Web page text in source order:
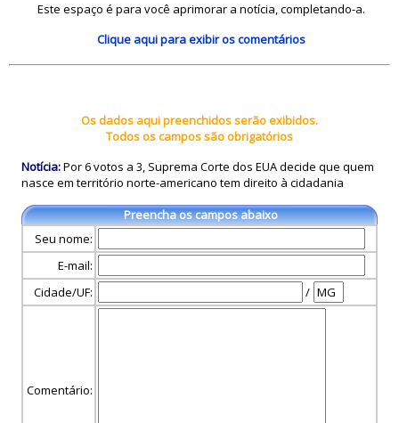
Este espaço é para você aprimorar a notícia, completando-a.
Clique aquipara exibir os comentários
Os dados aqui preenchidos serão exibidos.
Todos os campos são obrigatórios
Notícia:Por 6 votos a 3, Suprema Corte dos EUA decide que quem
nasce em território norte-americano tem direito à cidadania
Preencha os campos abaixo
Seu nome:
E-mail:
Cidade/UF:
/
Comentário: